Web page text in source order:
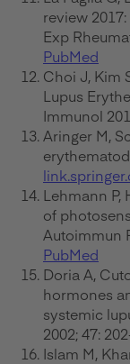
review
Exp
PubMed
Choi J, Kim
Lupus
Immunol
Aringer M,
Lehmann
of
Autoimmun
PubMed
Doria A,
hormones
systemic
2002; 47:
Islam M,